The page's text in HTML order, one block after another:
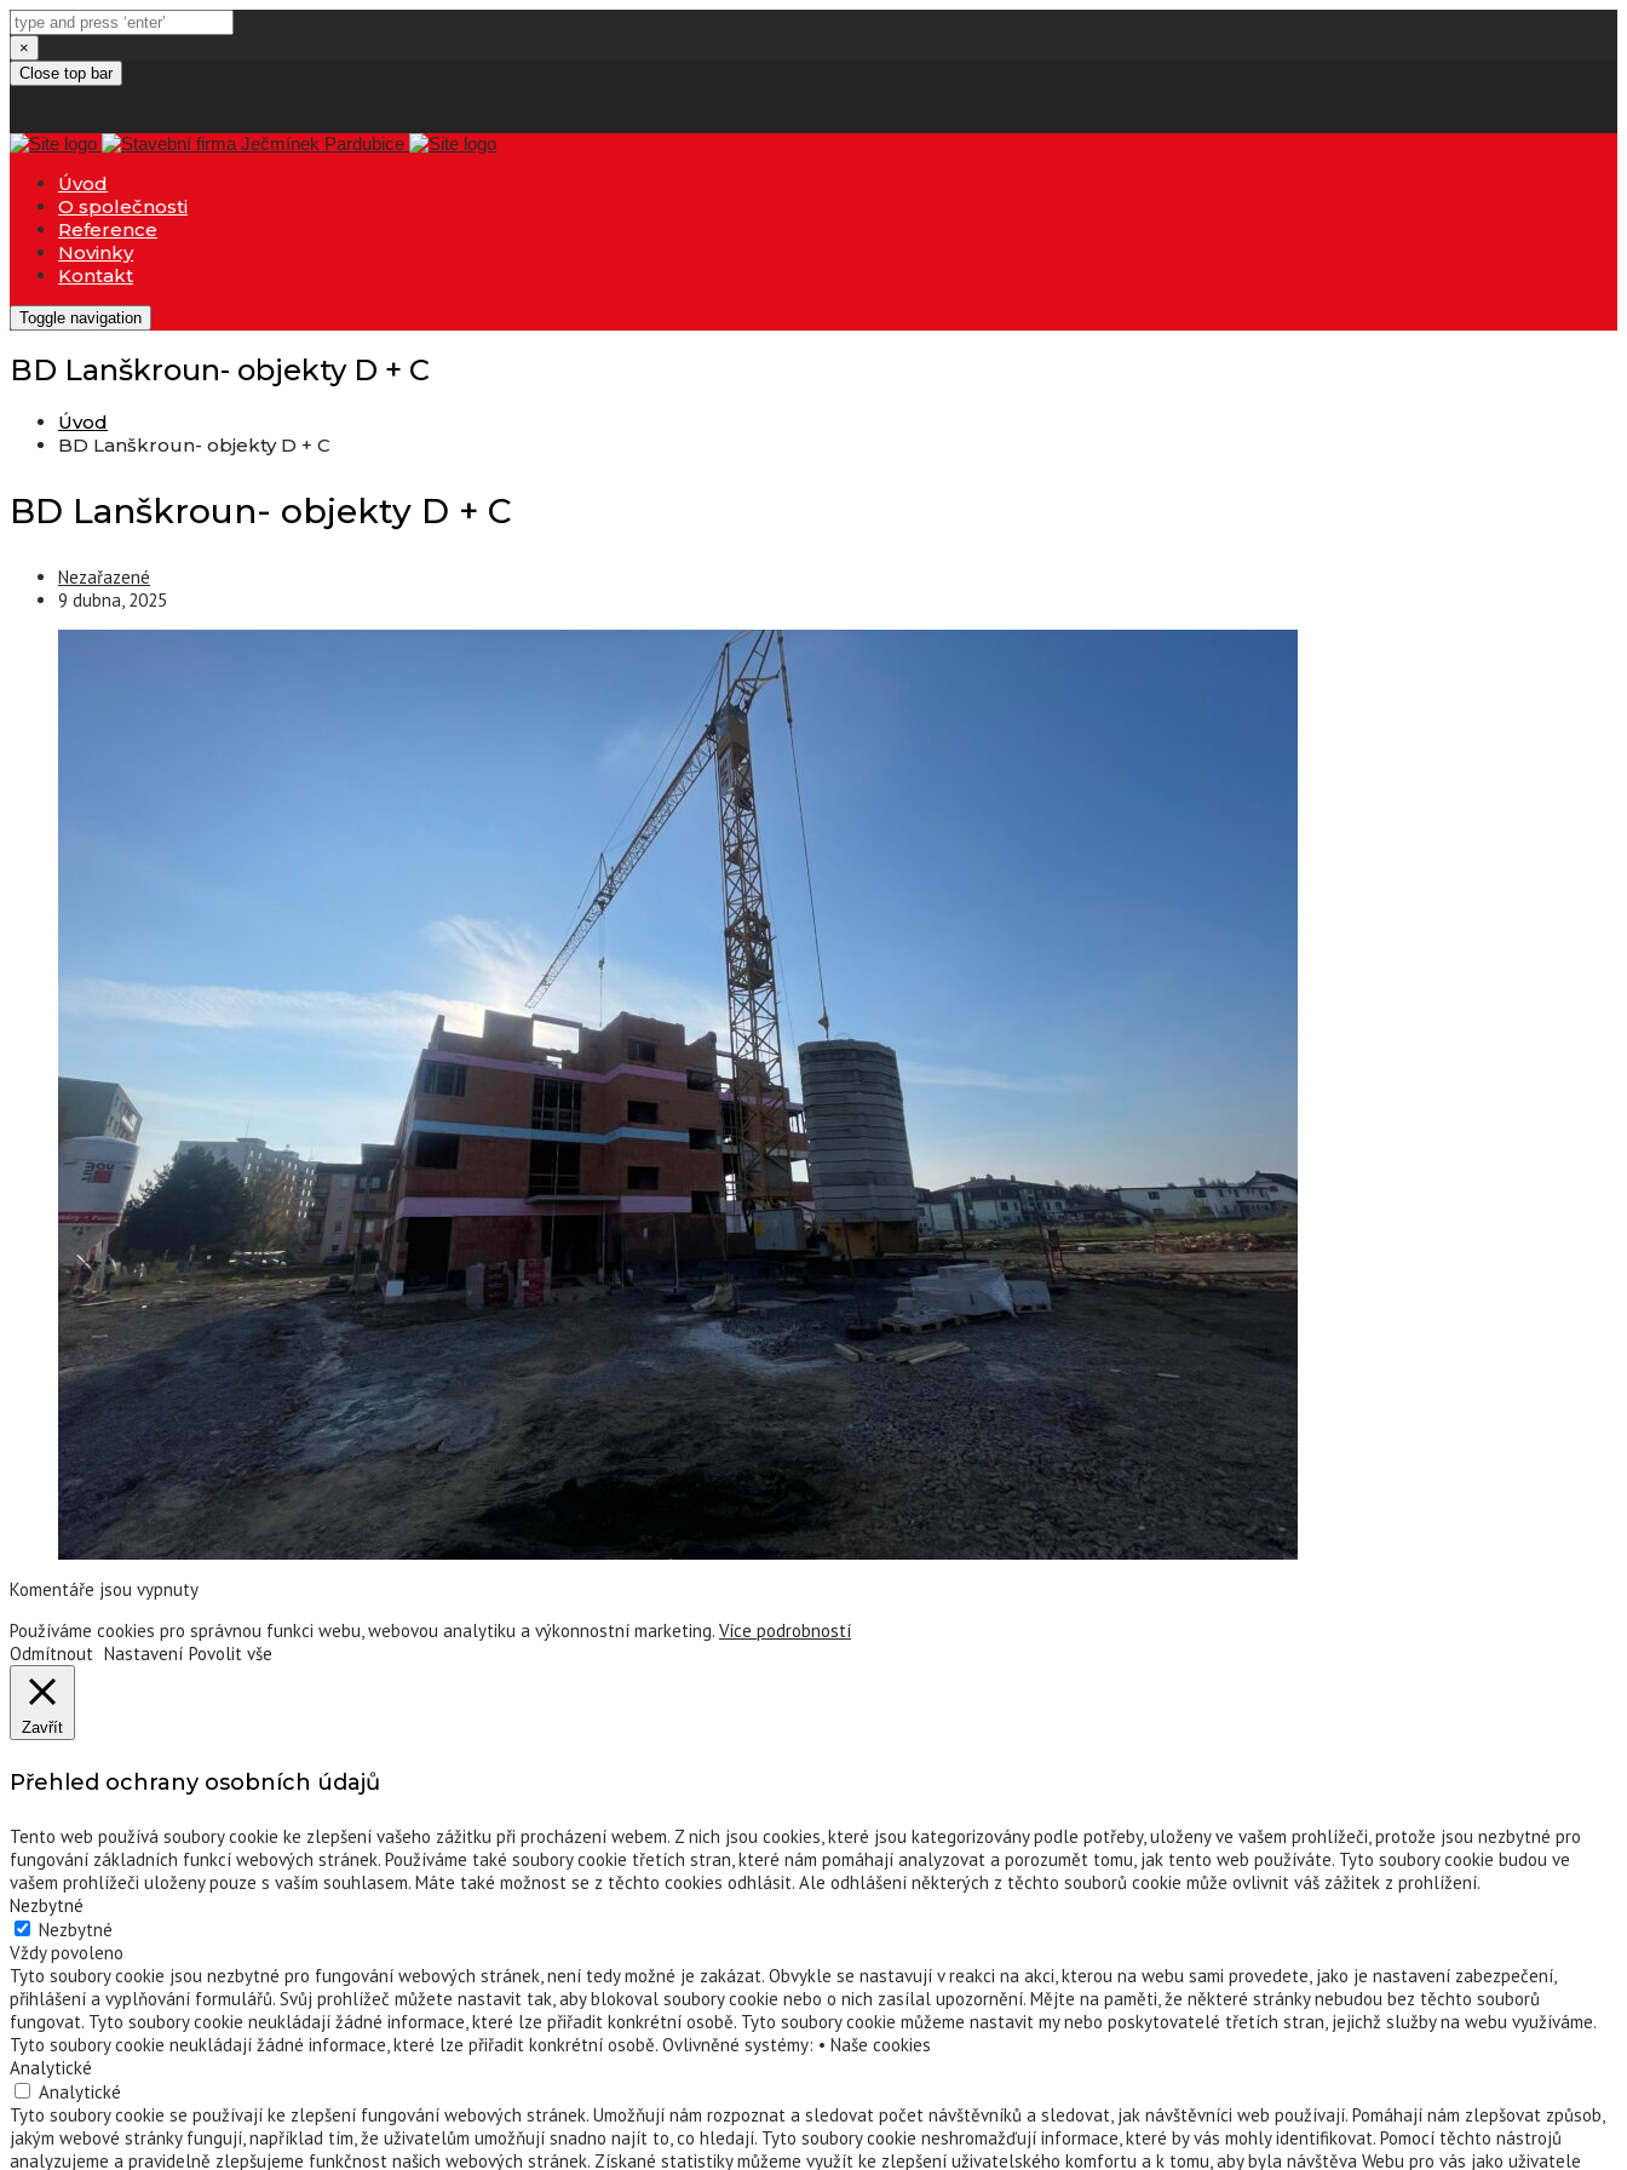
×
Close top bar
Úvod
O společnosti
Reference
Novinky
Kontakt
Toggle navigation
BD Lanškroun- objekty D + C
Úvod
BD Lanškroun- objekty D + C
BD Lanškroun- objekty D + C
Nezařazené
9 dubna, 2025
Komentáře jsou vypnuty
Používáme cookies pro správnou funkci webu, webovou analytiku a výkonnostní marketing. Více podrobností
Odmítnout Nastavení Povolit vše
Zavřít
Přehled ochrany osobních údajů
Tento web používá soubory cookie ke zlepšení vašeho zážitku při procházení webem. Z nich jsou cookies, které jsou kategorizovány podle potřeby, uloženy ve vašem prohlížeči, protože jsou nezbytné pro
fungování základních funkcí webových stránek. Používáme také soubory cookie třetích stran, které nám pomáhají analyzovat a porozumět tomu, jak tento web používáte. Tyto soubory cookie budou ve
vašem prohlížeči uloženy pouze s vaším souhlasem. Máte také možnost se z těchto cookies odhlásit. Ale odhlášení některých z těchto souborů cookie může ovlivnit váš zážitek z prohlížení.
Nezbytné
Nezbytné
Vždy povoleno
Tyto soubory cookie jsou nezbytné pro fungování webových stránek, není tedy možné je zakázat. Obvykle se nastavují v reakci na akci, kterou na webu sami provedete, jako je nastavení zabezpečení,
přihlášení a vyplňování formulářů. Svůj prohlížeč můžete nastavit tak, aby blokoval soubory cookie nebo o nich zasílal upozornění. Mějte na paměti, že některé stránky nebudou bez těchto souborů
fungovat. Tyto soubory cookie neukládají žádné informace, které lze přiřadit konkrétní osobě. Tyto soubory cookie můžeme nastavit my nebo poskytovatelé třetích stran, jejichž služby na webu využíváme.
Tyto soubory cookie neukládají žádné informace, které lze přiřadit konkrétní osobě. Ovlivněné systémy: • Naše cookies
Analytické
Analytické
Tyto soubory cookie se používají ke zlepšení fungování webových stránek. Umožňují nám rozpoznat a sledovat počet návštěvníků a sledovat, jak návštěvníci web používají. Pomáhají nám zlepšovat způsob,
jakým webové stránky fungují, například tím, že uživatelům umožňují snadno najít to, co hledají. Tyto soubory cookie neshromažďují informace, které by vás mohly identifikovat. Pomocí těchto nástrojů
analyzujeme a pravidelně zlepšujeme funkčnost našich webových stránek. Získané statistiky můžeme využít ke zlepšení uživatelského komfortu a k tomu, aby byla návštěva Webu pro vás jako uživatele